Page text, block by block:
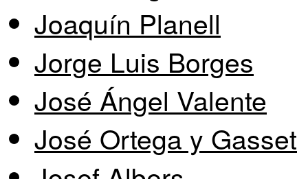
Joaquín Planell
Jorge Luis Borges
José Ángel Valente
José Ortega y Gasset